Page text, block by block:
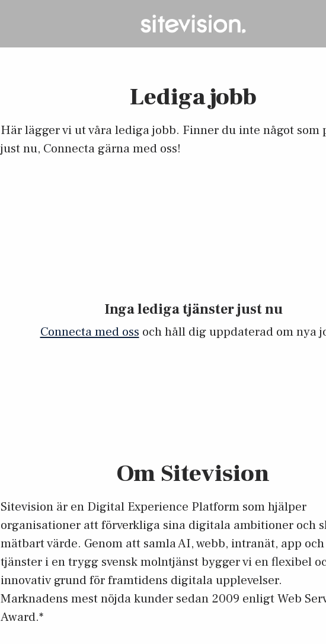
Lediga jobb
Här lägger vi ut våra lediga jobb. Finner du inte något som
just nu, Connecta gärna med oss!
Inga lediga tjänster just nu
Connecta med oss och håll dig uppdaterad om nya
Om Sitevision
Sitevision är en Digital Experience Platform som hjälper
organisationer att förverkliga sina digitala ambitioner och
mätbart värde. Genom att samla AI, webb, intranät, app
tjänster i en trygg svensk molntjänst bygger vi en flexibel
innovativ grund för framtidens digitala upplevelser.
Marknadens mest nöjda kunder sedan 2009 enligt Web
Award.*